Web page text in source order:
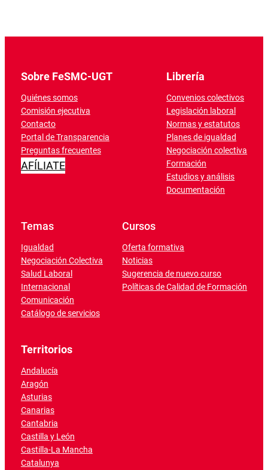
Sobre FeSMC-UGT
Quiénes somos
Comisión ejecutiva
Contacto
Portal de Transparencia
Preguntas frecuentes
AFÍLIATE
Librería
Convenios colectivos
Legislación laboral
Normas y estatutos
Planes de igualdad
Negociación colectiva
Formación
Estudios y análisis
Documentación
Temas
Igualdad
Negociación Colectiva
Salud Laboral
Internacional
Comunicación
Catálogo de servicios
Cursos
Oferta formativa
Noticias
Sugerencia de nuevo curso
Políticas de Calidad de Formación
Territorios
Andalucía
Aragón
Asturias
Canarias
Cantabria
Castilla y León
Castilla-La Mancha
Catalunya